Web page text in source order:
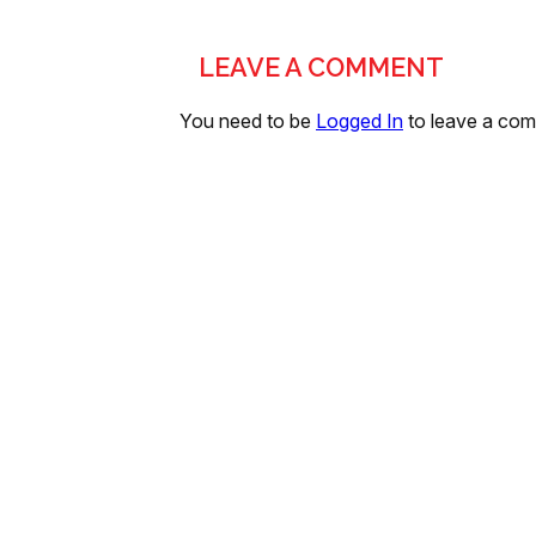
LEAVE A COMMENT
You need to be Logged In to leave a